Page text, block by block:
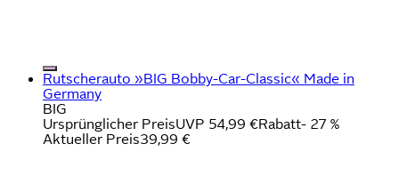
Rutscherauto »BIG Bobby-Car-Classic« Made in
Germany
BIG
Ursprünglicher PreisUVP 54,99 €Rabatt- 27 %
Aktueller Preis39,99 €